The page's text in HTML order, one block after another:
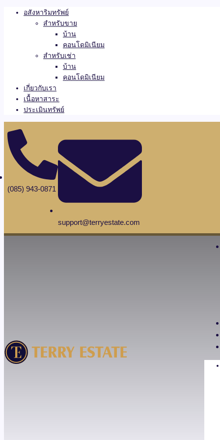
อสังหาริมทรัพย์
สำหรับขาย
บ้าน
คอนโดมิเนียม
สำหรับเช่า
บ้าน
คอนโดมิเนียม
เกี่ยวกับเรา
เนื้อหาสาระ
ประเมินทรัพย์
(085) 943-0871
support@terryestate.com